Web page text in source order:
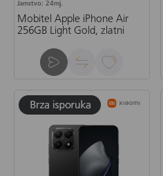
Jamstvo: 24mj.
Mobitel Apple iPhone Air
256GB Light Gold, zlatni